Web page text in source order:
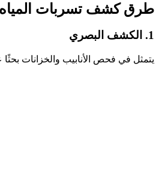
طرق كشف تسربات المياه
1. الكشف البصري
يتمثل في فحص الأنابيب والخزانات